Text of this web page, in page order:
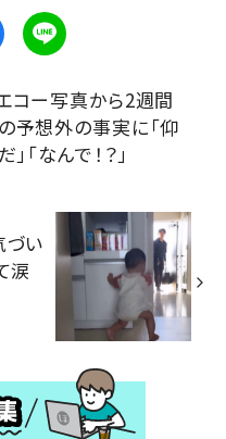
コー写真から2週間
想外の事実に「仰
」「なんで！？」
い
涙